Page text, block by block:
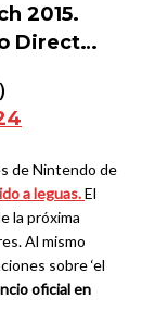
2015.
Direct…
de Nintendo de
a leguas.El
la próxima
Al mismo
sobre ‘el
oficial en